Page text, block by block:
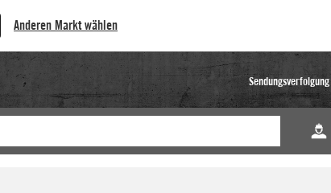
Anderen Markt wählen
Sendungsverfolgung